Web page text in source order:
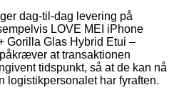
dag-til-dag levering på
LOVE MEI iPhone
Gorilla Glas Hybrid Etui –
at transaktionen
tidspunkt, så at de kan nå
logistikpersonalet har fyraften.